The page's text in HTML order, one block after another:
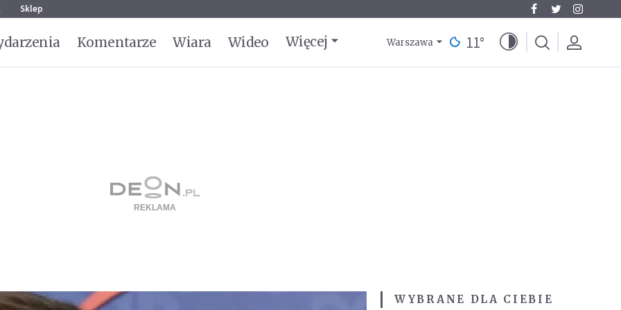
Sklep
Komentarze Wiara Wideo Więcej Warszawa 11°
WYBRANE DLA CIEBIE